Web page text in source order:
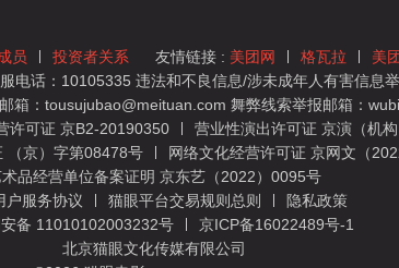
员 投资者关系 友情链接 : 美团网 格瓦拉 美
电话：10105335 违法和不良信息/涉未成年人有害信息
箱：tousujubao@meituan.com 舞弊线索举报邮箱：
许可证 京B2-20190350
营业性演出许可证 京演（机
（京）字第08478号
网络文化经营许可证 京网文（
品经营单位备案证明 京东艺（2022）0095号
户服务协议
猫眼平台交易规则总则
隐私政策
备 11010102003232号
京ICP备16022489号-1
北京猫眼文化传媒有限公司